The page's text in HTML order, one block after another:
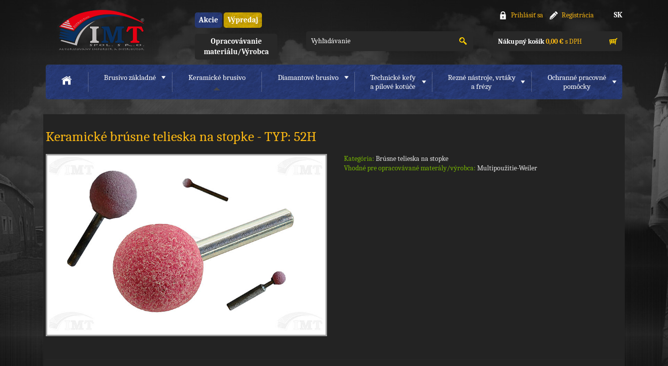
Akcie Výpredaj
Prihlásiť sa Registrácia SK
Opracovávanie
materiálu/Výrobca
Nákupný košík0,00 €s DPH
Brusivo základné Keramické brusivo Diamantové brusivo
Technické kefy
a pílové kotúče
Rezné nástroje, vrtáky
a frézy
Ochranné pracovné
pomôcky
Keramické brúsne telieska na stopke - TYP: 52H
Kategória: Brúsne telieska na stopke
Vhodné pre opracovávané materály/výrobca: Multipoužitie-Weiler